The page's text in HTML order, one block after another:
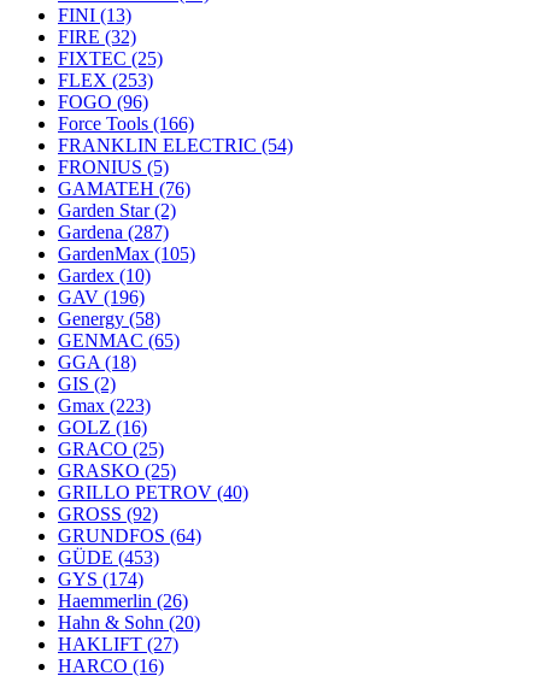
FINI (13)
FIRE (32)
FIXTEC (25)
FLEX (253)
FOGO (96)
Force Tools (166)
FRANKLIN ELECTRIC (54)
FRONIUS (5)
GAMATEH (76)
Garden Star(2)
Gardena (287)
GardenMax (105)
Gardex (10)
GAV (196)
Genergy (58)
GENMAC (65)
GGA (18)
GIS (2)
Gmax (223)
GOLZ (16)
GRACO (25)
GRASKO (25)
GRILLO PETROV (40)
GROSS (92)
GRUNDFOS (64)
GÜDE (453)
GYS (174)
Haemmerlin (26)
Hahn & Sohn (20)
HAKLIFT (27)
HARCO (16)